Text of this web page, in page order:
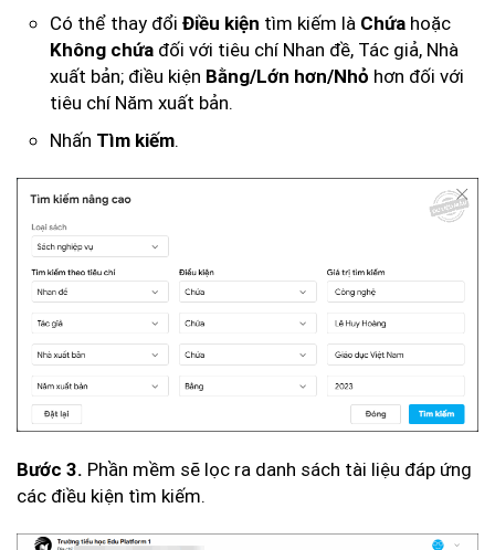
Có thể thay đổi Điều kiện tìm kiếm là Chứa hoặc
Không chứa đối với tiêu chí Nhan đề, Tác giả, Nhà
xuất bản; điều kiện Bằng/Lớn hơn/Nhỏ hơn đối với
tiêu chí Năm xuất bản.
Nhấn Tìm kiếm.
Bước 3. Phần mềm sẽ lọc ra danh sách tài liệu đáp ứng
các điều kiện tìm kiếm.